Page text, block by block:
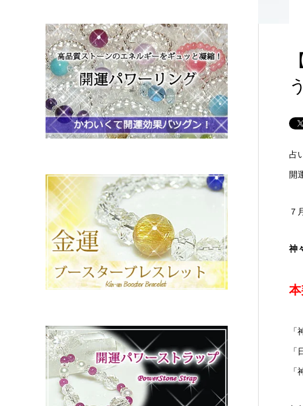
占
開
７
神
本